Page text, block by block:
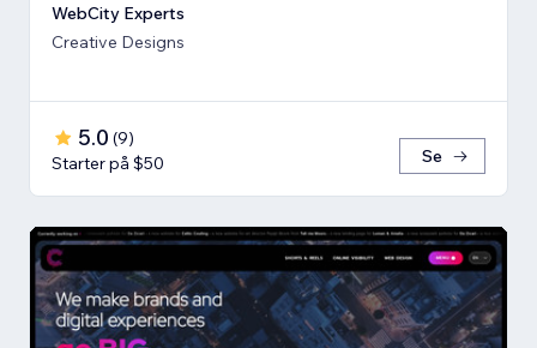
WebCity Experts
Creative Designs
5.0 (9)
Starter på $50
Se